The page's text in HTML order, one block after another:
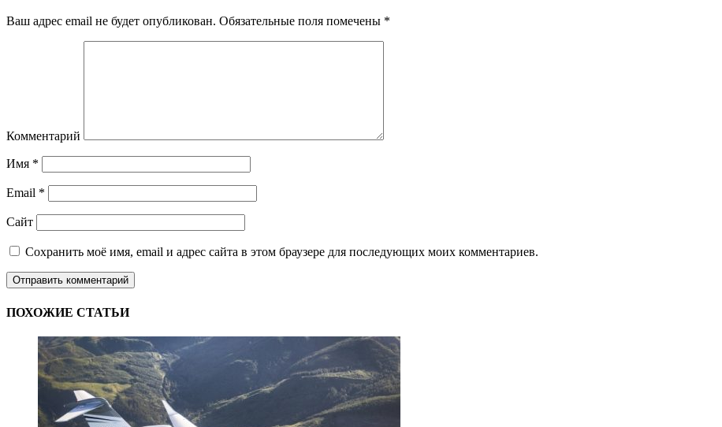
Ваш адрес email не будет опубликован. Обязательные поля помечены *
Комментарий
Имя *
Email *
Сайт
Сохранить моё имя, email и адрес сайта в этом браузере для последующих моих комментариев.
ПОХОЖИЕ СТАТЬИ